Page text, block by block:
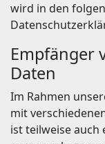
wird in den
Empfänger
Daten
Im Rahmen
mit
ist teilweise